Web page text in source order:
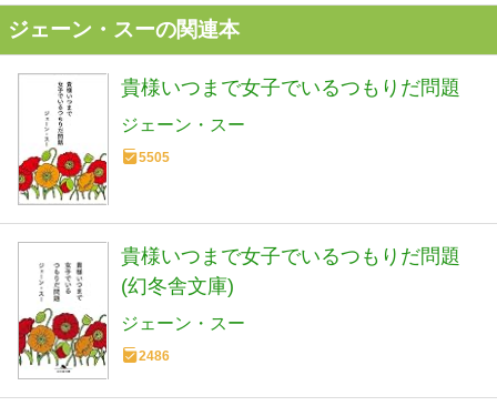
ジェーン・スーの関連本
貴様いつまで女子でいるつもりだ問題
ジェーン・スー
5505
貴様いつまで女子でいるつもりだ問題
(幻冬舎文庫)
ジェーン・スー
2486